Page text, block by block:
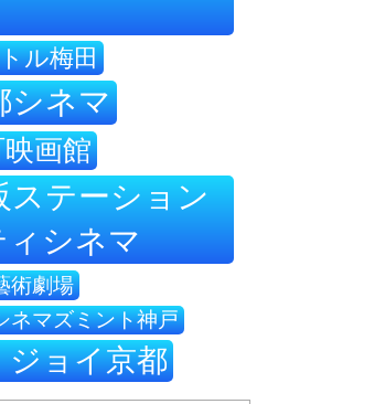
ル梅田
シネマ
画館
ステーション
ィシネマ
術劇場
ネマズミント神戸
ジョイ京都